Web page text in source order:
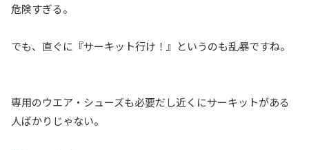
危険すぎる。
でも、直ぐに『サーキット行け！』というのも乱暴ですね。
専用のウエア・シューズも必要だし近くにサーキットがある
人ばかりじゃない。